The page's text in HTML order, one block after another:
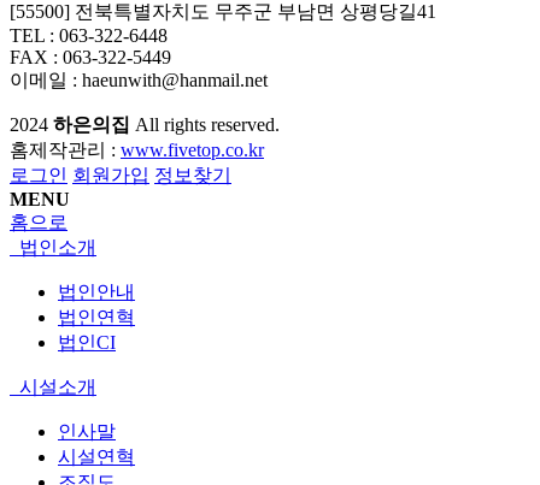
[55500] 전북특별자치도 무주군 부남면 상평당길41
TEL : 063-322-6448
FAX : 063-322-5449
이메일 : haeunwith@hanmail.net
2024 하은의집 All rights reserved.
홈제작관리 : www.fivetop.co.kr
로그인 회원가입 정보찾기
MENU
홈으로
법인소개
법인안내
법인연혁
법인CI
시설소개
인사말
시설연혁